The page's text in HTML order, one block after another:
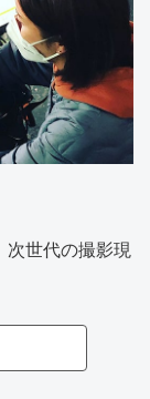
次世代の撮影現